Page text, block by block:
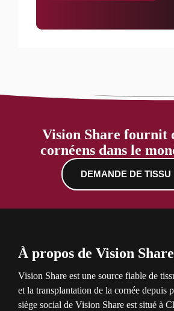
Vision Share fournit
cornéens dans le
DEMANDE DE TISSU
À propos de Vision
Vision Share est une source fiable de
et la transplantation de la cornée depuis
siège social de Vision Share est situé à